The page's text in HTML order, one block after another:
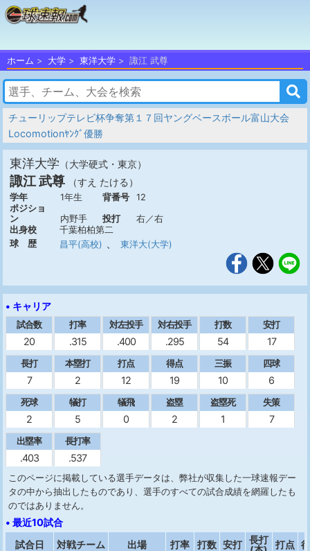
ホーム 大学 東洋大学 諏江 武尊
チューリップテレビ杯争奪第１７回ヤングベースボール富山大会
Locomotionﾔﾝｸﾞ優勝
東洋大学 （大学硬式・東京）
諏江 武尊 （すえ たける）
学年 1年生 背番号
12
ポジショ
ン
内野手 投打
右／右
出身校
千葉柏柏第二
球 歴
昌平(高校) 、 東洋大(大学)
• キャリア
試合数
20
打率
.315
対左投手
.400
対右投手
.295
打数
54
安打
17
長打
7
本塁打
2
打点
12
得点
19
三振
10
四球
6
死球
2
犠打
5
犠飛
0
盗塁
2
盗塁死
1
失策
7
出塁率
.403
長打率
.537
このページに掲載している選手データは、弊社が収集した一球速報デー
タの中から抽出したものであり、選手のすべての試合成績を網羅したも
のではありません。
• 最近10試合
試合日 対戦チーム 出場 打率 打数 安打
長打
打点